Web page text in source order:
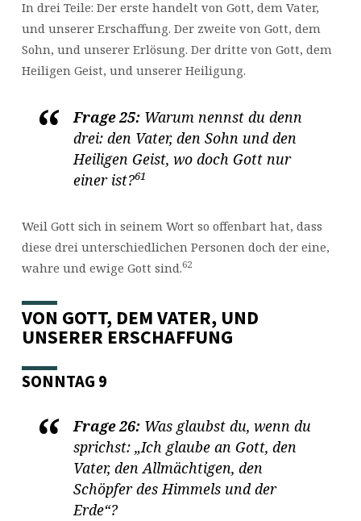
In drei Teile: Der erste handelt von Gott, dem Vater,
und unserer Erschaffung. Der zweite von Gott, dem
Sohn, und unserer Erlösung. Der dritte von Gott, dem
Heiligen Geist, und unserer Heiligung.
Frage 25:Warum nennst du denn
drei: den Vater, den Sohn und den
Heiligen Geist, wo doch Gott nur
einer ist?61
Weil Gott sich in seinem Wort so offenbart hat, dass
diese drei unterschiedlichen Personen doch der eine,
wahre und ewige Gott sind.62
VON GOTT, DEM VATER, UND
UNSERER ERSCHAFFUNG
SONNTAG 9
Frage 26:Was glaubst du, wenn du
sprichst: „Ich glaube an Gott, den
Vater, den Allmächtigen, den
Schöpfer des Himmels und der
Erde“?